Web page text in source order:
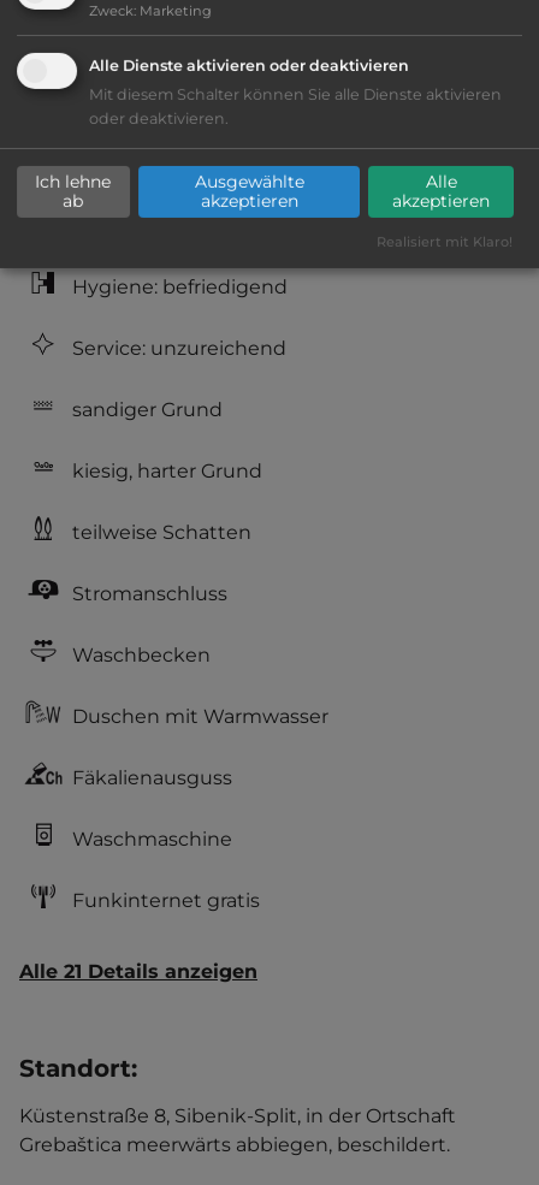
bis 30,- Euro
Lage: schön
Platzeinrichtung: ausreichend
Geräuschkulisse: überwiegend ruhig
Hygiene: befriedigend
Service: unzureichend
sandiger Grund
kiesig, harter Grund
teilweise Schatten
Stromanschluss
Waschbecken
Duschen mit Warmwasser
Fäkalienausguss
Waschmaschine
Funkinternet gratis
Alle 21 Details anzeigen
Standort:
Küstenstraße 8, Sibenik-Split, in der Ortschaft
Grebaštica meerwärts abbiegen, beschildert.
Zweck: Marketing
Alle Dienste aktivieren oder deaktivieren
Mit diesem Schalter können Sie alle Dienste aktivieren
oder deaktivieren.
Ich lehne
ab
Ausgewählte
akzeptieren
Alle
akzeptieren
Realisiert mit Klaro!